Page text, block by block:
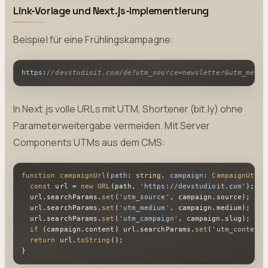
Link-Vorlage und Next.js-Implementierung
Beispiel für eine Frühlingskampagne:
https : //devstudioit.com/
In Next.js volle URLs mit UTM, Shortener (bit.ly) ohne
Parameterweitergabe vermeiden. Mit Server
Components UTMs aus dem CMS:
function campaignUrl ( path : string , campaign : CampaignUtm
const
url = new URL (path, 'https://devstudioit.com' );
  url.
searchParams . set ( 'utm_source' , campaign. source );
  url.
searchParams . set ( 'utm_medium' , campaign. medium );
  url.
searchParams . set ( 'utm_campaign' , campaign. slug );
if (campaign. content ) url. searchParams . set ( 'utm_content'
return
url. toString ();
}